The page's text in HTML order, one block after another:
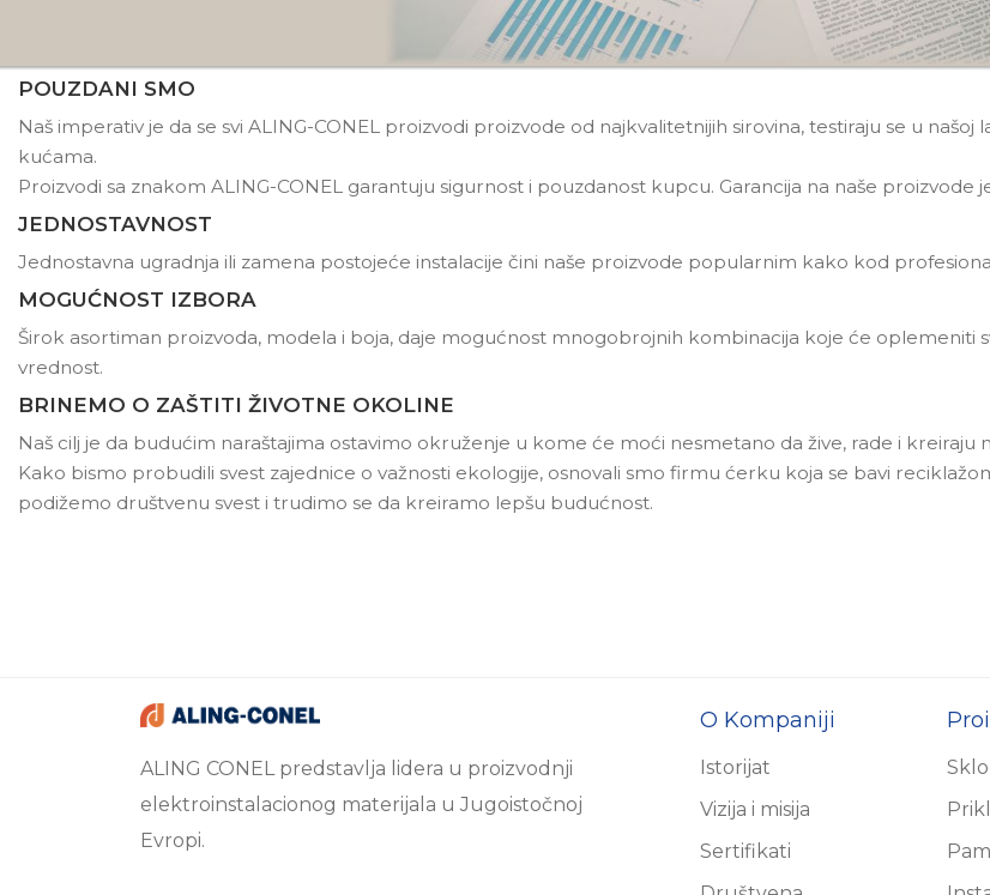
POUZDANI SMO
Naš imperativ je da se svi ALING-CONEL proizvodi proizvode od najkvalitetnijih sirovina, testiraju se u
kućama.
Proizvodi sa znakom ALING-CONEL garantuju sigurnost i pouzdanost kupcu. Garancija na naše proizvode
JEDNOSTAVNOST
Jednostavna ugradnja ili zamena postojeće instalacije čini naše proizvode popularnim kako kod
MOGUĆNOST IZBORA
Širok asortiman proizvoda, modela i boja, daje mogućnost mnogobrojnih kombinacija koje će
vrednost.
BRINEMO O ZAŠTITI ŽIVOTNE OKOLINE
Naš cilj je da budućim naraštajima ostavimo okruženje u kome će moći nesmetano da žive, rade i kreiraju
Kako bismo probudili svest zajednice o važnosti ekologije, osnovali smo firmu ćerku koja se bavi
podižemo društvenu svest i trudimo se da kreiramo lepšu budućnost.
ALING CONEL predstavlja lidera u proizvodnji
elektroinstalacionog materijala u Jugoistočnoj
Evropi.
O Kompaniji
Istorijat
Vizija i misija
Sertifikati